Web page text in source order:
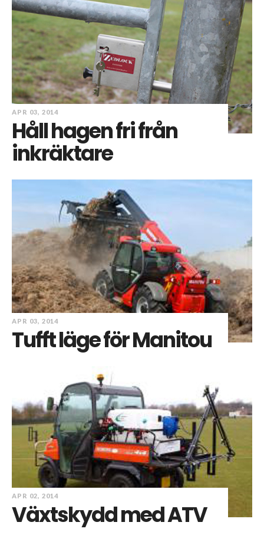
APR 03, 2014
Håll hagen fri från
inkräktare
APR 03, 2014
Tufft läge för Manitou
APR 02, 2014
Växtskydd med ATV